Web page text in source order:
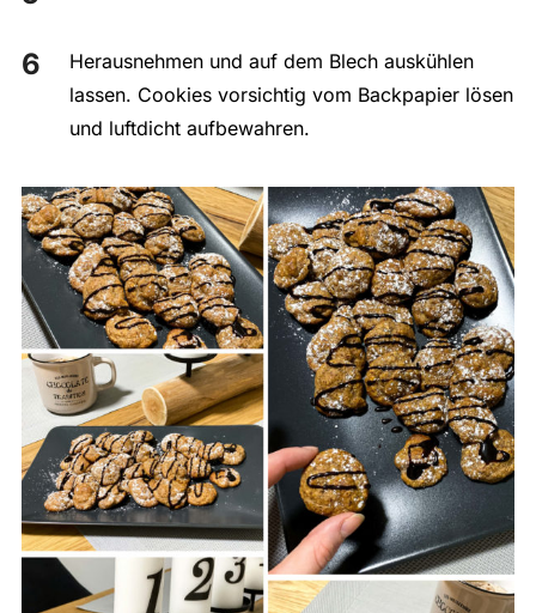
Herausnehmen und auf dem Blech auskühlen
lassen. Cookies vorsichtig vom Backpapier lösen
und luftdicht aufbewahren.